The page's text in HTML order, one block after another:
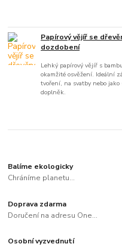
Papírový vějíř se
dozdobení
Lehký papírový vějíř s
okamžité osvěžení. Ideální
tvoření, na svatby nebo
doplněk.
Balíme ekologicky
Chráníme planetu...
Doprava zdarma
Doručení na adresu One...
Osobní vyzvednutí